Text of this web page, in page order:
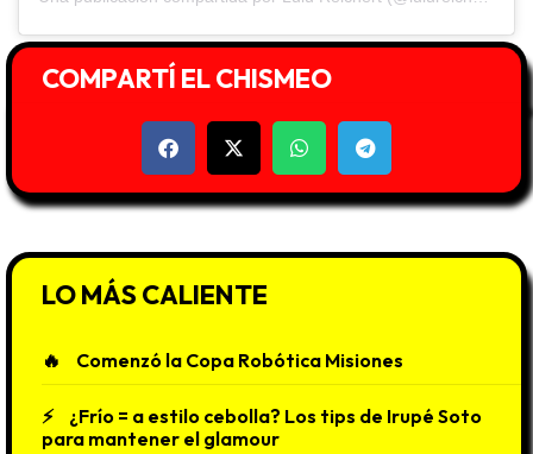
COMPARTÍ EL CHISMEO
LO MÁS CALIENTE
Comenzó la Copa Robótica Misiones
¿Frío = a estilo cebolla? Los tips de Irupé Soto
para mantener el glamour